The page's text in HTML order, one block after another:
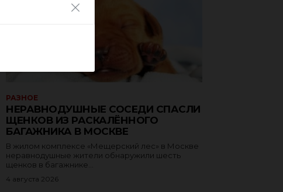
РАЗНОЕ
НЕРАВНОДУШНЫЕ СОСЕДИ СПАСЛИ
ЩЕНКОВ ИЗ РАСКАЛЁННОГО
БАГАЖНИКА В МОСКВЕ
В жилом комплексе «Мещерский лес» в Москве
неравнодушные жители обнаружили шесть
щенков в багажнике...
4 августа 2026